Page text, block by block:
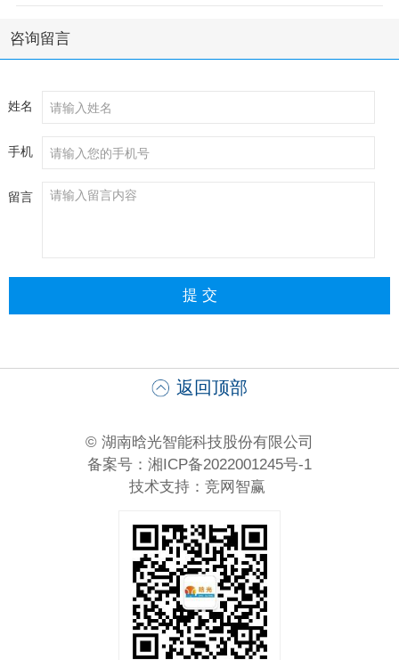
咨询留言
姓名
手机
留言
返回顶部
© 湖南晗光智能科技股份有限公司
备案号：湘ICP备2022001245号-1
技术支持： 竞网智赢